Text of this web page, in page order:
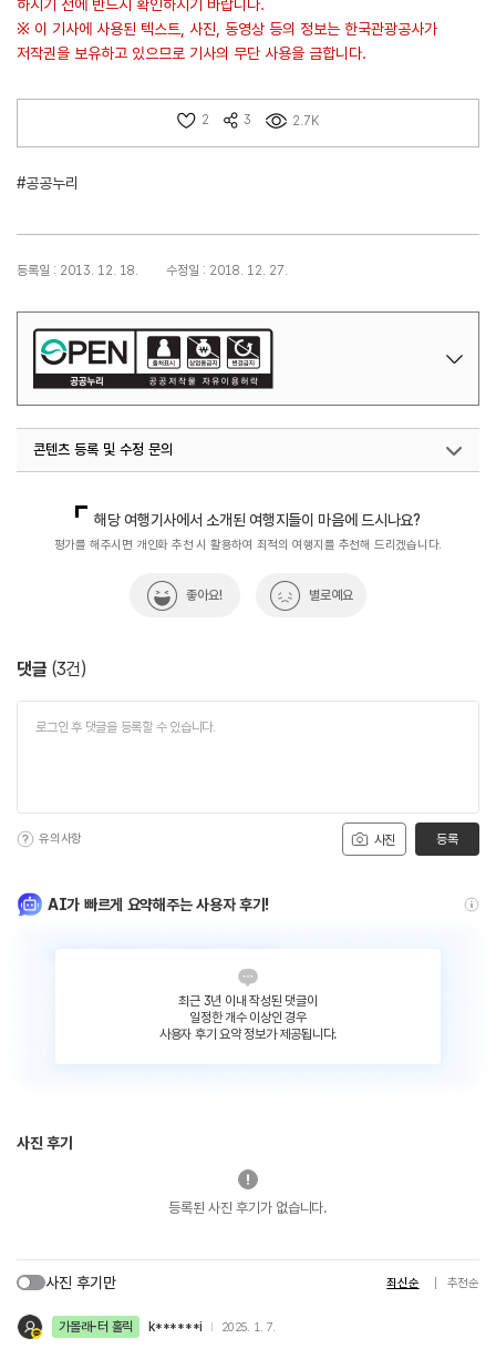
하시기 전에 반드시 확인하시기 바랍니다.
※ 이 기사에 사용된 텍스트, 사진, 동영상 등의 정보는 한국관광공사가
저작권을 보유하고 있으므로 기사의 무단 사용을 금합니다.
2 3 2.7K
#공공누리
등록일 : 2013. 12. 18. 수정일 : 2018. 12. 27.
콘텐츠 등록 및 수정 문의
해당 여행기사에서 소개된 여행지들이 마음에 드시나요?
평가를 해주시면 개인화 추천 시 활용하여 최적의 여행지를 추천해 드리겠습니다.
좋아요! 별로예요
댓글 (3건)
사진
유의사항 등록
AI가 빠르게 요약해주는 사용자 후기!
최근 3년 이내 작성된 댓글이
일정한 개수 이상인 경우
사용자 후기 요약 정보가 제공됩니다.
사진 후기
등록된 사진 후기가 없습니다.
사진 후기만 최신순 추천순
가볼래-터 홀릭 k******i 2025. 1. 7.